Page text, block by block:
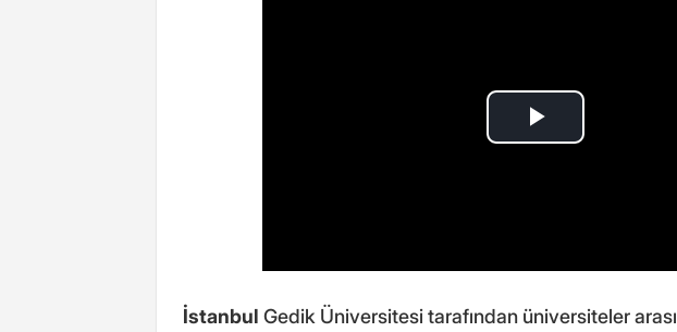
İstanbul Gedik Üniversitesi tarafından üniversiteler arası